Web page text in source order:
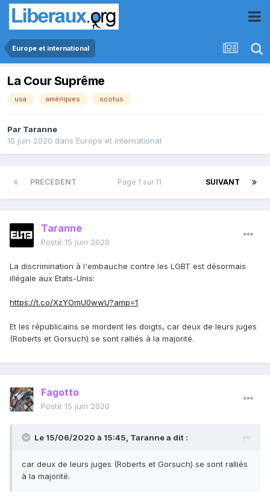
Europe et international
La Cour Suprême
usa amériques scotus
Par Taranne
15 juin 2020 dans Europe et international
PRÉCÉDENT SUIVANT
Page 1 sur 11
Taranne
Posté 15 juin 2020
La discrimination à l'embauche contre les LGBT est désormais
illégale aux Etats-Unis:
https://t.co/XzYOmU0wwU?amp=1
Et les républicains se mordent les doigts, car deux de leurs juges
(Roberts et Gorsuch) se sont ralliés à la majorité.
Fagotto
Posté 15 juin 2020
Le 15/06/2020 à 15:45, Tarannea dit :
car deux de leurs juges (Roberts et Gorsuch) se sont ralliés
à la majorité.